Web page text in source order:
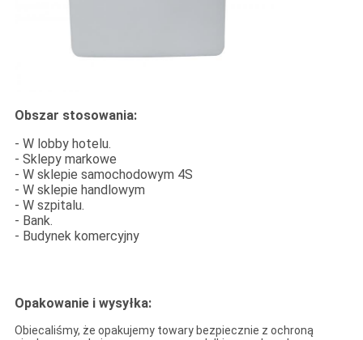
Obszar stosowania:
- W lobby hotelu.
- Sklepy markowe
- W sklepie samochodowym 4S
- W sklepie handlowym
- W szpitalu.
- Bank.
- Budynek komercyjny
Opakowanie i wysyłka:
Obiecaliśmy, że opakujemy towary bezpiecznie z ochroną